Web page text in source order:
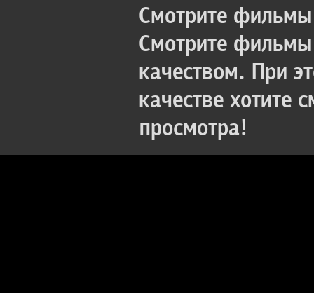
Смотрите
Смотрите
качеством. При
качестве хотите
просмотра!